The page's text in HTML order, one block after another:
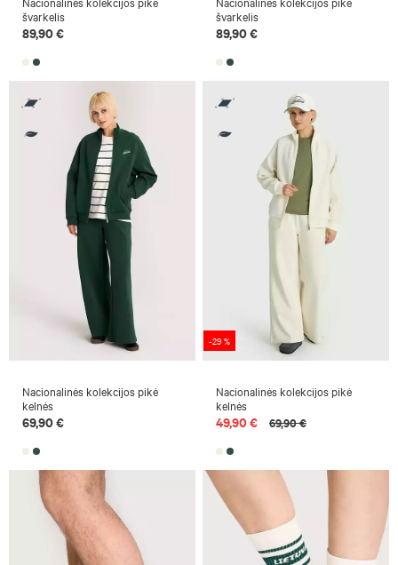
švarkelis
89,90 €
švarkelis
89,90 €
Nacionalinės kolekcijos pikė
kelnės
69,90 €
-29 %
Nacionalinės kolekcijos pikė
kelnės
49,90 € 69,90 €